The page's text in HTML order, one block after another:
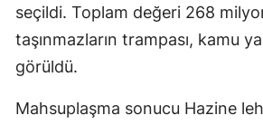
seçildi. Toplam değeri 268
taşınmazların trampası, kamu
görüldü.
Mahsuplaşma sonucu Hazine